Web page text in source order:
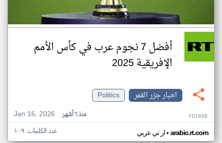
أفضل 7 نجوم عرب في كأس الأمم
الإفريقية 2025
اخبار جزر القمر
Politics
Jan 16, 2026
منذ ٦ أشهر YD16SE
ار تي عربي• arabic.rt.com عدد الكلمات: ١٠٩